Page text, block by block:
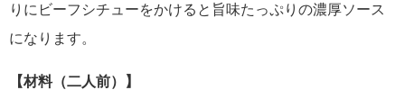
りにビーフシチューをかけると旨味たっぷりの濃厚ソース
になります。
【材料（二人前）】